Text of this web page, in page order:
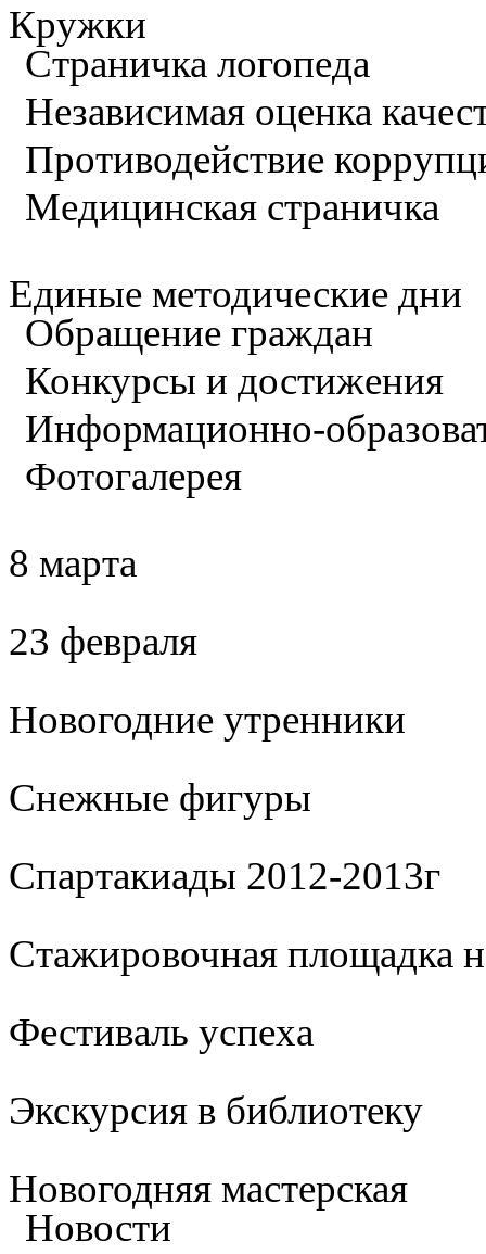
Кружки
Страничка логопеда
Независимая оценка
Противодействие
Медицинская страничка
Единые методические дни
Обращение граждан
Конкурсы и достижения
Информационно-
Фотогалерея
8 марта
23 февраля
Новогодние утренники
Cнежные фигуры
Спартакиады 2012-2013г
Стажировочная
Фестиваль успеха
Экскурсия в библиотеку
Новогодняя мастерская
Новости